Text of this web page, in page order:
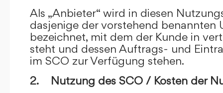
Als „Anbieter“ wird in diesen
dasjenige der vorstehend benannten
bezeichnet, mit dem der Kunde in
steht und dessen Auftrags- und
im SCO zur Verfügung stehen.
2. Nutzung des SCO / Kosten der